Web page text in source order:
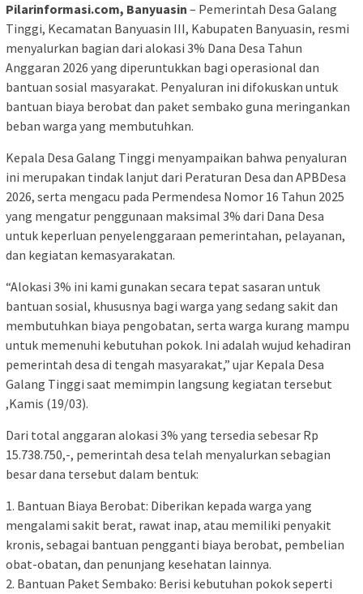
Pilarinformasi.com, Banyuasin – Pemerintah Desa Galang
Tinggi, Kecamatan Banyuasin III, Kabupaten Banyuasin, resmi
menyalurkan bagian dari alokasi 3% Dana Desa Tahun
Anggaran 2026 yang diperuntukkan bagi operasional dan
bantuan sosial masyarakat. Penyaluran ini difokuskan untuk
bantuan biaya berobat dan paket sembako guna meringankan
beban warga yang membutuhkan.
Kepala Desa Galang Tinggi menyampaikan bahwa penyaluran
ini merupakan tindak lanjut dari Peraturan Desa dan APBDesa
2026, serta mengacu pada Permendesa Nomor 16 Tahun 2025
yang mengatur penggunaan maksimal 3% dari Dana Desa
untuk keperluan penyelenggaraan pemerintahan, pelayanan,
dan kegiatan kemasyarakatan.
“Alokasi 3% ini kami gunakan secara tepat sasaran untuk
bantuan sosial, khususnya bagi warga yang sedang sakit dan
membutuhkan biaya pengobatan, serta warga kurang mampu
untuk memenuhi kebutuhan pokok. Ini adalah wujud kehadiran
pemerintah desa di tengah masyarakat,” ujar Kepala Desa
Galang Tinggi saat memimpin langsung kegiatan tersebut
,Kamis (19/03).
Dari total anggaran alokasi 3% yang tersedia sebesar Rp
15.738.750,-, pemerintah desa telah menyalurkan sebagian
besar dana tersebut dalam bentuk:
1. Bantuan Biaya Berobat: Diberikan kepada warga yang
mengalami sakit berat, rawat inap, atau memiliki penyakit
kronis, sebagai bantuan pengganti biaya berobat, pembelian
obat-obatan, dan penunjang kesehatan lainnya.
2. Bantuan Paket Sembako: Berisi kebutuhan pokok seperti